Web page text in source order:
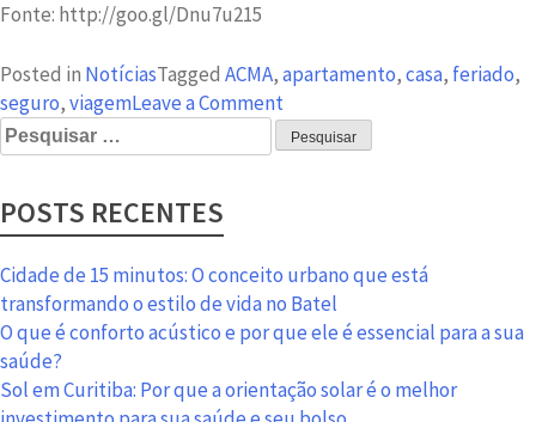
Fonte: http://goo.gl/Dnu7u215
Posted in NotíciasTagged ACMA,apartamento,casa, feriado,
seguro,viagemLeave a Comment
Confira
dicas
o
lar
e
com
tranquilidade
Pesquisar
por:
POSTS RECENTES
Cidade de 15 minutos: O conceito urbano que está
transformando o estilo de vida no Batel
O que é conforto acústico e por que ele é essencial para a sua
saúde?
Sol em Curitiba: Por que a orientação solar é o melhor